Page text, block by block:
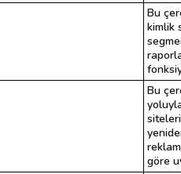
Bu
kimlik
Bu
göre